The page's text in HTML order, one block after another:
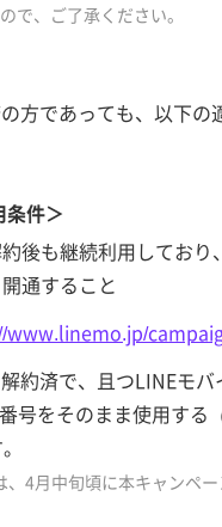
で、ご了承ください。
方であっても、以下
件＞
後も継続利用してお
通すること
www.linemo.jp/
約済で、且つLINEモ
号をそのまま使用す
4月中旬頃に本キャンペー